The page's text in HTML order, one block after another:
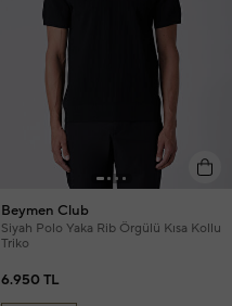
Beymen Club
Siyah Polo Yaka Rib Örgülü Kısa Kollu
Triko
6.950 TL